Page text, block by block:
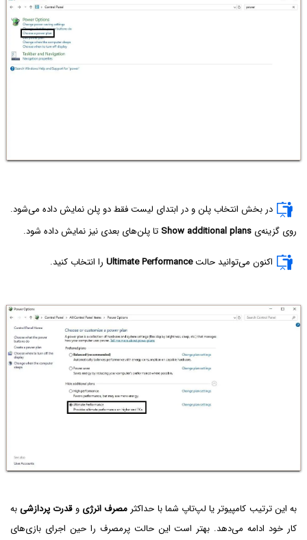
در بخش انتخاب پلن و در ابتدای لیست فقط دو پلن نمایش داده می‌شود.
روی گزینه‌ی Show additional plans تا پلن‌های بعدی نیز نمایش داده شود.
اکنون می‌توانید حالتUltimate Performance را انتخاب کنید.
به این ترتیب کامپیوتر یا لپ‌تاپ شما با حداکثر مصرف انرژی وقدرت پردازشیبه
کار خود ادامه می‌دهد. بهتر است این حالت پرمصرف را حین اجرای بازی‌های